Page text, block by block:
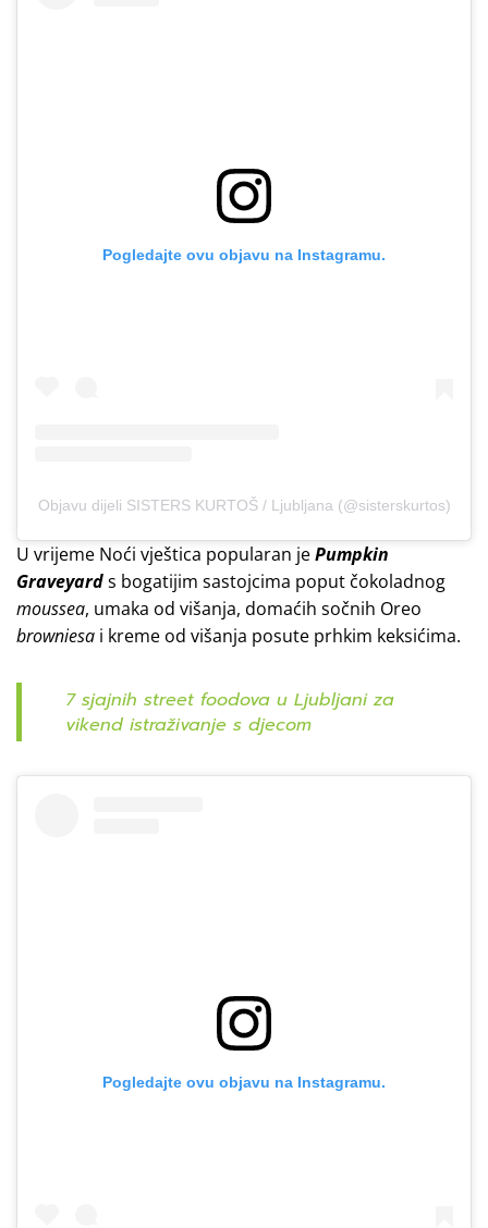
Pogledajte ovu objavu na Instagramu.
Objavu dijeli SISTERS KURTOŠ / Ljubljana (@sisterskurtos)
U vrijeme Noći vještica popularan jePumpkin
Graveyards bogatijim sastojcima poput čokoladnog
moussea, umaka od višanja, domaćih sočnih Oreo
browniesa i kreme od višanja posute prhkim keksićima.
7 sjajnih street foodova u Ljubljani za
vikend istraživanje s djecom
Pogledajte ovu objavu na Instagramu.